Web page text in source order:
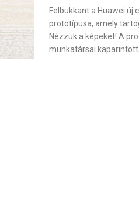
Felbukkant a Huawei új
prototípusa, amely
Nézzük a képeket! A
munkatársai